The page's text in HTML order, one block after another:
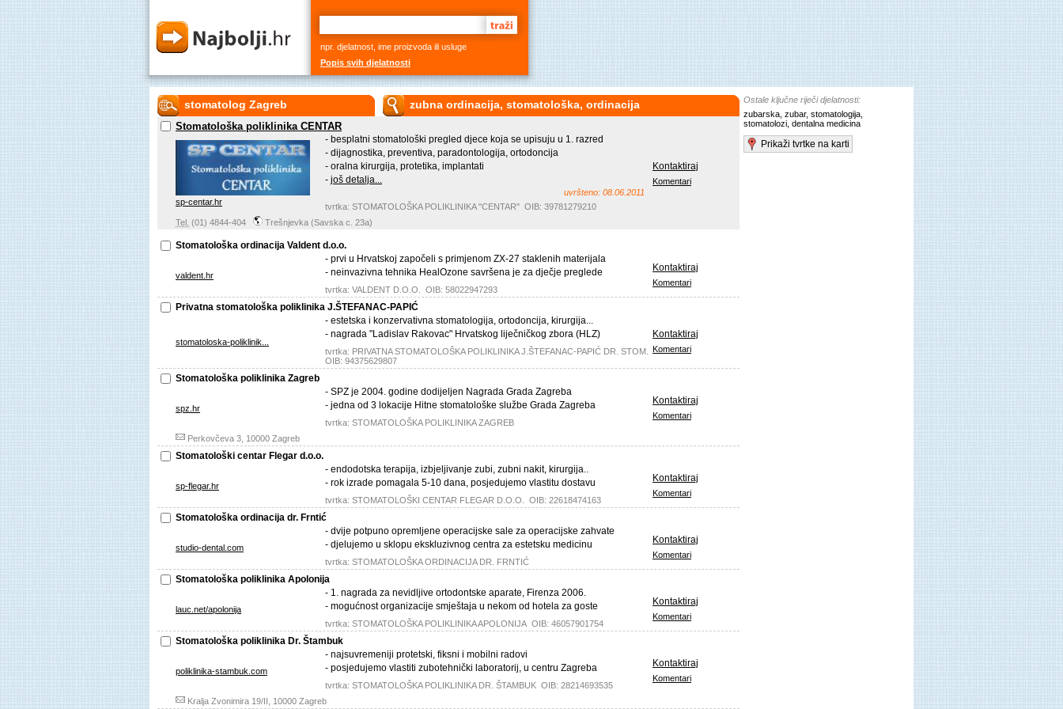
npr. djelatnost, ime proizvoda ili usluge
Popis svih djelatnosti
stomatolog Zagreb zubna ordinacija, stomatološka, ordinacija
Stomatološka poliklinika CENTAR
sp-centar.hr
- besplatni stomatološki pregled djece koja se upisuju u 1. razred
- dijagnostika, preventiva, paradontologija, ortodoncija
- oralna kirurgija, protetika, implantati
- još detalja...
uvršteno: 08.06.2011
tvrtka: STOMATOLOŠKA POLIKLINIKA "CENTAR" OIB: 39781279210
Kontaktiraj
Komentari
Tel. (01) 4844-404 Trešnjevka (Savska c. 23a)
Stomatološka ordinacija Valdent d.o.o.
valdent.hr
- prvi u Hrvatskoj započeli s primjenom ZX-27 staklenih materijala
- neinvazivna tehnika HealOzone savršena je za dječje preglede
tvrtka: VALDENT D.O.O. OIB: 58022947293
Kontaktiraj
Komentari
Privatna stomatološka poliklinika J.ŠTEFANAC-PAPIĆ
stomatoloska-poliklinik...
- estetska i konzervativna stomatologija, ortodoncija, kirurgija...
- nagrada "Ladislav Rakovac" Hrvatskog liječničkog zbora (HLZ)
tvrtka: PRIVATNA STOMATOLOŠKA POLIKLINIKA J.ŠTEFANAC-PAPIĆ DR. STOM.
OIB: 94375629807
Kontaktiraj
Komentari
Stomatološka poliklinika Zagreb
spz.hr
- SPZ je 2004. godine dodijeljen Nagrada Grada Zagreba
- jedna od 3 lokacije Hitne stomatološke službe Grada Zagreba
tvrtka: STOMATOLOŠKA POLIKLINIKA ZAGREB
Kontaktiraj
Komentari
Perkovčeva 3, 10000 Zagreb
Stomatološki centar Flegar d.o.o.
sp-flegar.hr
- endodotska terapija, izbjeljivanje zubi, zubni nakit, kirurgija..
- rok izrade pomagala 5-10 dana, posjedujemo vlastitu dostavu
tvrtka: STOMATOLOŠKI CENTAR FLEGAR D.O.O. OIB: 22618474163
Kontaktiraj
Komentari
Stomatološka ordinacija dr. Frntić
studio-dental.com
- dvije potpuno opremljene operacijske sale za operacijske zahvate
- djelujemo u sklopu ekskluzivnog centra za estetsku medicinu
tvrtka: STOMATOLOŠKA ORDINACIJA DR. FRNTIĆ
Kontaktiraj
Komentari
Stomatološka poliklinika Apolonija
lauc.net/apolonija
- 1. nagrada za nevidljive ortodontske aparate, Firenza 2006.
- mogućnost organizacije smještaja u nekom od hotela za goste
tvrtka: STOMATOLOŠKA POLIKLINIKA APOLONIJA OIB: 46057901754
Kontaktiraj
Komentari
Stomatološka poliklinika Dr. Štambuk
poliklinika-stambuk.com
- najsuvremeniji protetski, fiksni i mobilni radovi
- posjedujemo vlastiti zubotehnički laboratorij, u centru Zagreba
tvrtka: STOMATOLOŠKA POLIKLINIKA DR. ŠTAMBUK OIB: 28214693535
Kontaktiraj
Komentari
Kralja Zvonimira 19/II, 10000 Zagreb
Ostale ključne riječi djelatnosti:
zubarska, zubar, stomatologija,
stomatolozi, dentalna medicina
Prikaži tvrtke na karti